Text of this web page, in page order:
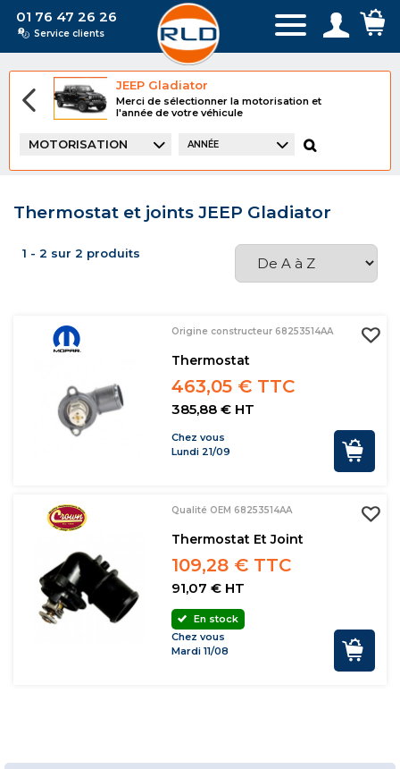
01 76 47 26 26
Service clients
JEEP Gladiator
Merci de sélectionner la motorisation et
l'année de votre véhicule
MOTORISATION ANNÉE
Thermostat et joints JEEP Gladiator
1 - 2 sur 2 produits
Origine constructeur 68253514AA
Thermostat
463,05 € TTC
385,88 € HT
Chez vous
Lundi 21/09
Qualité OEM 68253514AA
Thermostat Et Joint
109,28 € TTC
91,07 € HT
En stock
Chez vous
Mardi 11/08